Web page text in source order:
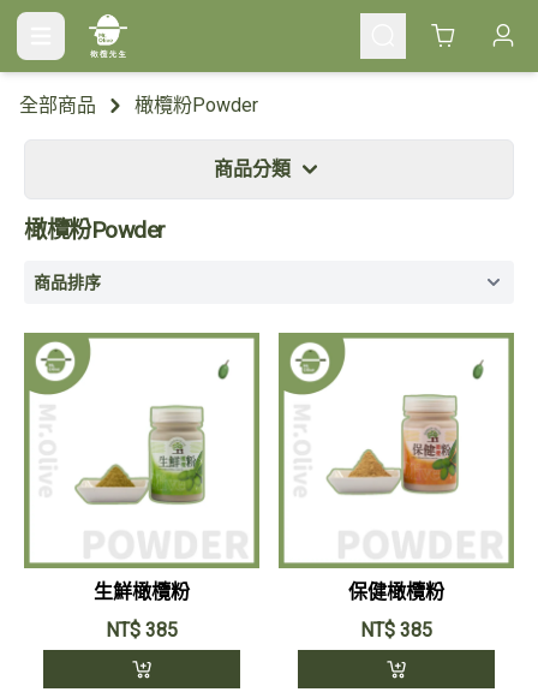
Cart
全部商品 橄欖粉Powder
商品分類
橄欖粉Powder
生鮮橄欖粉
NT$385
保健橄欖粉
NT$385